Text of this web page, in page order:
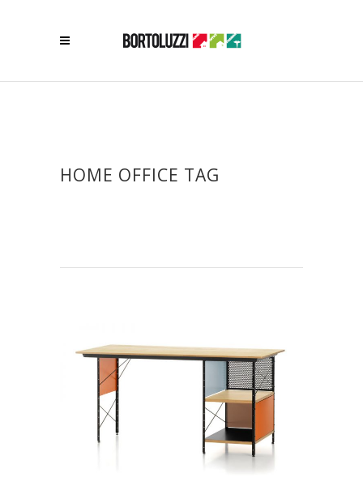
HOME OFFICE TAG